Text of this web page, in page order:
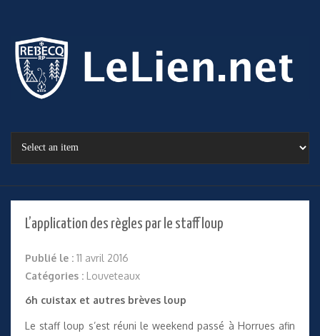
L’application des règles par le staff loup
Publié le : 11 avril 2016
Catégories : Louveteaux
6h cuistax et autres brèves loup
Le staff loup s’est réuni le weekend passé à Horrues afin